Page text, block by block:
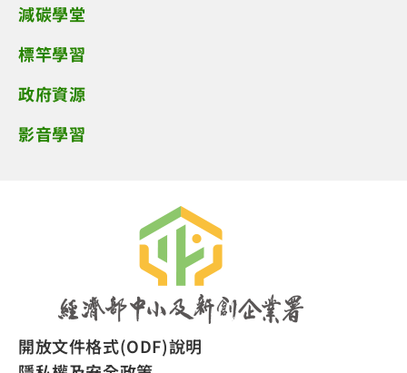
減碳學堂
標竿學習
政府資源
影音學習
開放文件格式(ODF)說明